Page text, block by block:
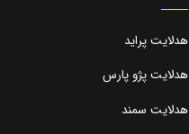
_____
هدلایت پراید
هدلایت پژو پارس
هدلایت سمند